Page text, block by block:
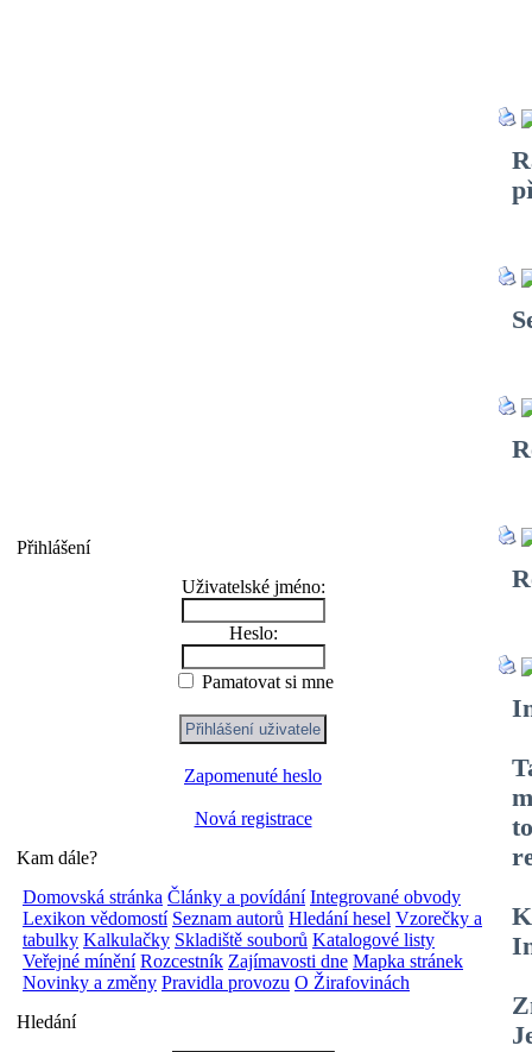
Přihlášení
Uživatelské jméno:
Heslo:
Pamatovat si mne
Zapomenuté heslo
Nová registrace
Kam dále?
Domovská stránka Články a povídání Integrované obvody
Lexikon vědomostí Seznam autorů Hledání hesel Vzorečky a
tabulky Kalkulačky Skladiště souborů Katalogové listy
Veřejné mínění Rozcestník Zajímavosti dne Mapka stránek
Novinky a změny Pravidla provozu O Žirafovinách
Hledání